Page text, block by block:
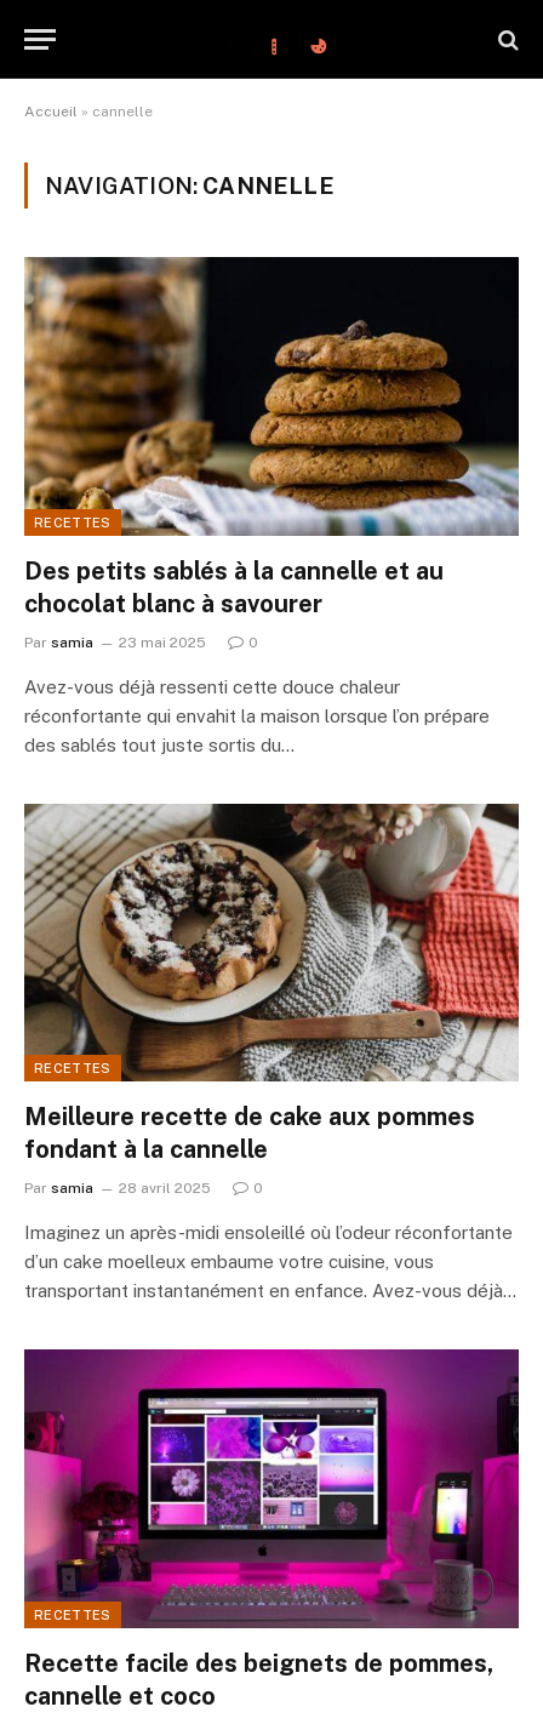
Accueil » cannelle
NAVIGATION: CANNELLE
RECETTES
Des petits sablés à la cannelle et au
chocolat blanc à savourer
Par samia 23 mai 2025 0
Avez-vous déjà ressenti cette douce chaleur
réconfortante qui envahit la maison lorsque l’on prépare
des sablés tout juste sortis du…
RECETTES
Meilleure recette de cake aux pommes
fondant à la cannelle
Par samia 28 avril 2025 0
Imaginez un après-midi ensoleillé où l’odeur réconfortante
d’un cake moelleux embaume votre cuisine, vous
transportant instantanément en enfance. Avez-vous déjà…
RECETTES
Recette facile des beignets de pommes,
cannelle et coco